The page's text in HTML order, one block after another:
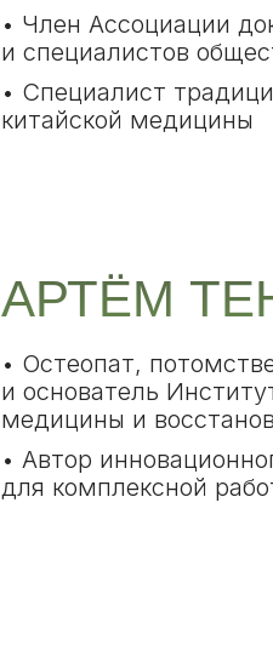
• Член Ассоциации
и специалистов
АРТЁМ
• Остеопат,
и основатель
медицины и
• Автор
для комплексной
• Специалист
китайской медицины